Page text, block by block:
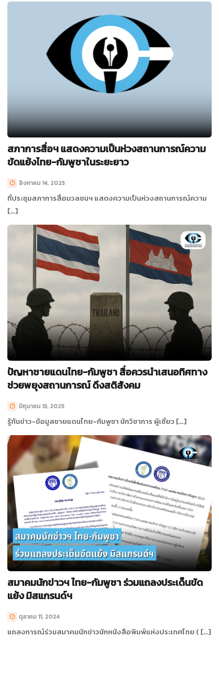
สภาการสื่อฯ แสดงความเป็นห่วงสถานการณ์ความ
ขัดแย้งไทย-กัมพูชาในระยะยาว
สิงหาคม 14, 2025
ที่ประชุมสภาการสื่อมวลชนฯ แสดงความเป็นห่วงสถานการณ์ความ
[…]
ปัญหาชายแดนไทย-กัมพูชา สื่อควรนำเสนอทิศทาง
ช่วยพยุงสถานการณ์ ดึงสติสังคม
มิถุนายน 13, 2025
รู้ทันข่าว-ข้อมูลชายแดนไทย-กัมพูชา นักวิชาการ ผู้เชี่ยว […]
สมาคมนักข่าวฯ ไทย-กัมพูชา ร่วมแถลงประเด็นขัด
แย้ง มิสแกรนด์ฯ
ตุลาคม 11, 2024
แถลงการณ์ร่วมสมาคมนักข่าวนักหนังสือพิมพ์แห่งประเทศไทย ( […]